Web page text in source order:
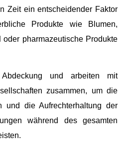
Zeit ein entscheidender Faktor
Produkte wie Blumen,
oder pharmazeutische Produkte
und arbeiten mit
zusammen, um die
und die Aufrechterhaltung der
während des gesamten